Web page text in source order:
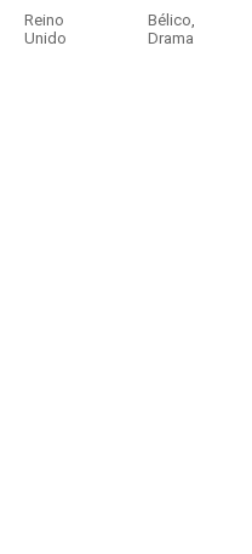
Reino
Unido
Bélico,
Drama